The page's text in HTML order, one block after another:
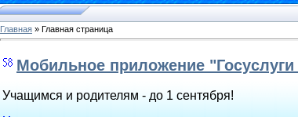
Главная » Главная страница
Мобильное приложение
Учащимся и родителям - до 1 сентября!